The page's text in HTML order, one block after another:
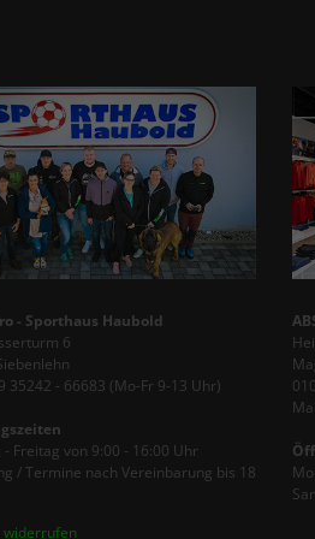
- Sporthaus Haubold
6
35242 - 66683 (Mo-Fr 9-13 Uhr)
Freitag von 9:00 - 16:00 Uhr
/ Termine nach Vereinbarung bis 18
widerrufen